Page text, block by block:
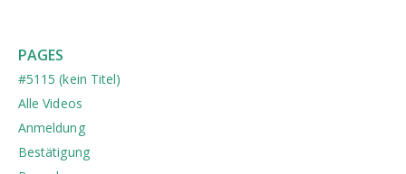
PAGES
#5115 (kein Titel)
Alle Videos
Anmeldung
Bestätigung